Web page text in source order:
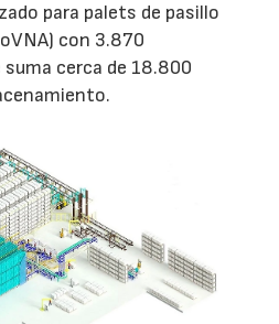
para palets de pasillo
con 3.870
cerca de 18.800